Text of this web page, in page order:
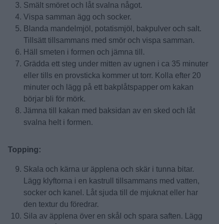
Smält smöret och låt svalna något.
Vispa samman ägg och socker.
Blanda mandelmjöl, potatismjöl, bakpulver och salt.
Tillsätt tillsammans med smör och vispa samman.
Häll smeten i formen och jämna till.
Grädda ett steg under mitten av ugnen i ca 35 minuter
eller tills en provsticka kommer ut torr. Kolla efter 20
minuter och lägg på ett bakplåtspapper om kakan
börjar bli för mörk.
Jämna till kakan med baksidan av en sked och låt
svalna helt i formen.
Topping:
Skala och kärna ur äpplena och skär i tunna bitar.
Lägg klyftorna i en kastrull tillsammans med vatten,
socker och kanel. Låt sjuda till de mjuknat eller har
den textur du föredrar.
Sila av äpplena över en skål och spara saften. Lägg